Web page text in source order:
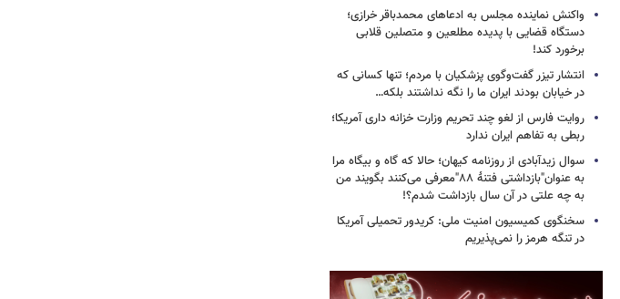
واکنش نماینده مجلس به ادعاهای محمدباقر خرازی؛
دستگاه قضایی با پدیده مطلعین و متصلین قلابی
برخورد کند!
انتشار تیزر گفت‌وگوی پزشکیان با مردم؛ تنها کسانی که
در خیابان بودند ایران ما را نگه نداشتند بلکه…
روایت فارس از لغو چند تحریم وزارت خزانه داری آمریکا؛
ربطی به تفاهم ایران ندارد
سوال زیدآبادی از روزنامه کیهان؛ حالا که گاه و بیگاه مرا
به عنوان"بازداشتی فتنهٔ ۸۸"معرفی می‌کنند بگویند من
به چه علتی در آن سال بازداشت شدم؟!
سخنگوی کمیسیون امنیت ملی: کریدور تحمیلی آمریکا
در تنگه هرمز را نمی‌پذیریم